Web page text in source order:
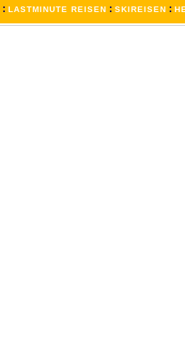
: LASTMINUTE REISEN : SKIREISEN :